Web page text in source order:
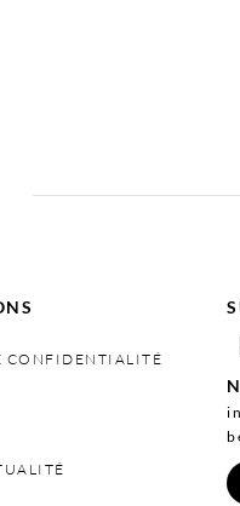
CONFIDENTIALITÉ